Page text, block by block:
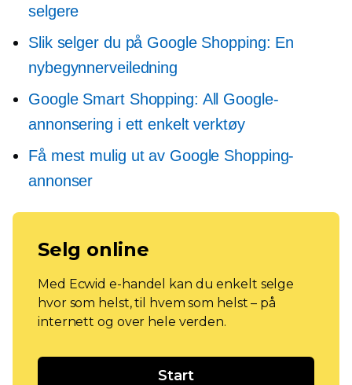
selgere
Slik selger du på Google Shopping: En
nybegynnerveiledning
Google Smart Shopping: All Google-
annonsering i ett enkelt verktøy
Få mest mulig ut av Google Shopping-
annonser
Selg online
Med Ecwid e-handel kan du enkelt selge
hvor som helst, til hvem som helst – på
internett og over hele verden.
Start